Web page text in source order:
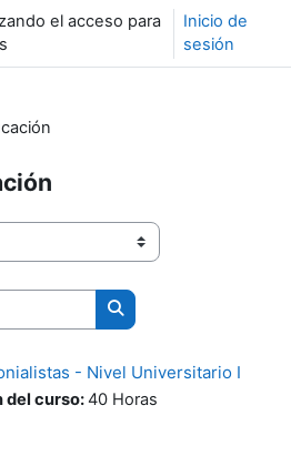
el acceso para
Inicio de
sesión
Buscar cursos
- Nivel Universitario I
del curso:40 Horas